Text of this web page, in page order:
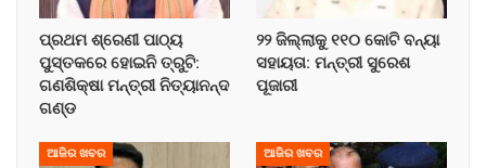
ପ୍ରଥମ ଶ୍ରେଣୀ ପାଠ୍ୟ
ପୁସ୍ତକରେ ହୋଇନି ତ୍ରୁଟି:
ଗଣଶିକ୍ଷା ମନ୍ତ୍ରୀ ନିତ୍ୟାନନ୍ଦ
ଗଣ୍ଡ
୨୨ ଜିଲ୍ଲାକୁ ୧୧୦ କୋଟି ବନ୍ୟା
ସହାୟତା: ମନ୍ତ୍ରୀ ସୁରେଶ
ପୂଜାରୀ
ଆଜିର ଖବର ଆଜିର ଖବର